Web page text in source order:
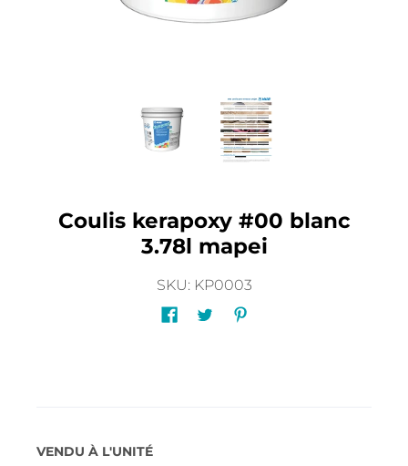
Coulis kerapoxy #00 blanc
3.78l mapei
SKU: KP0003
VENDU À L'UNITÉ